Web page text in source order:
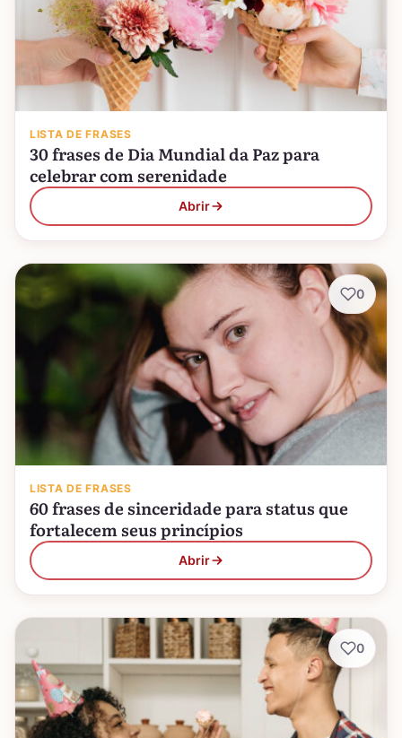
LISTA DE FRASES
30 frases de Dia Mundial da Paz para
celebrar com serenidade
Abrir
LISTA DE FRASES
60 frases de sinceridade para status que
fortalecem seus princípios
Abrir
0
0